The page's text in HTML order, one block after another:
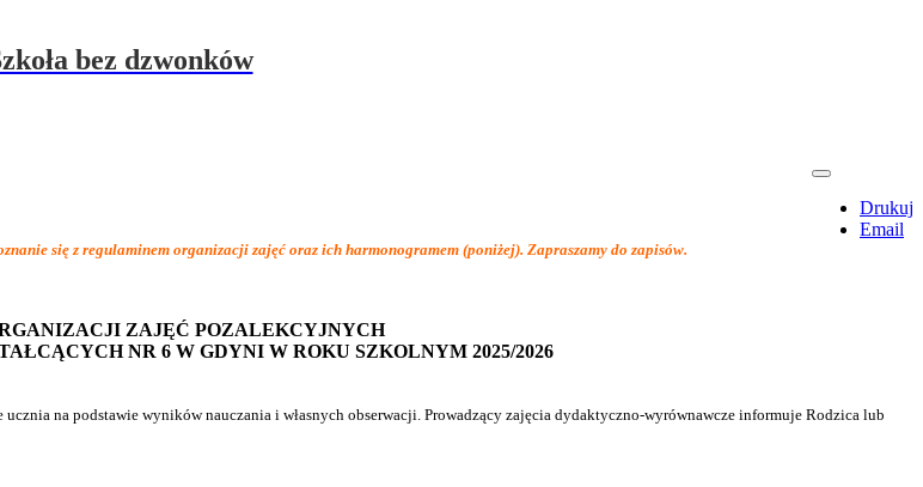
bez dzwonków
Drukuj
Email
się z regulaminem organizacji zajęć oraz ich harmonogramem (poniżej). Zapraszamy do zapisów.
ZAJĘĆ POZALEKCYJNYCH
NR 6 W GDYNI W ROKU SZKOLNYM 2025/2026
na podstawie wyników nauczania i własnych obserwacji. Prowadzący zajęcia dydaktyczno-wyrównawcze informuje Rodzica lub